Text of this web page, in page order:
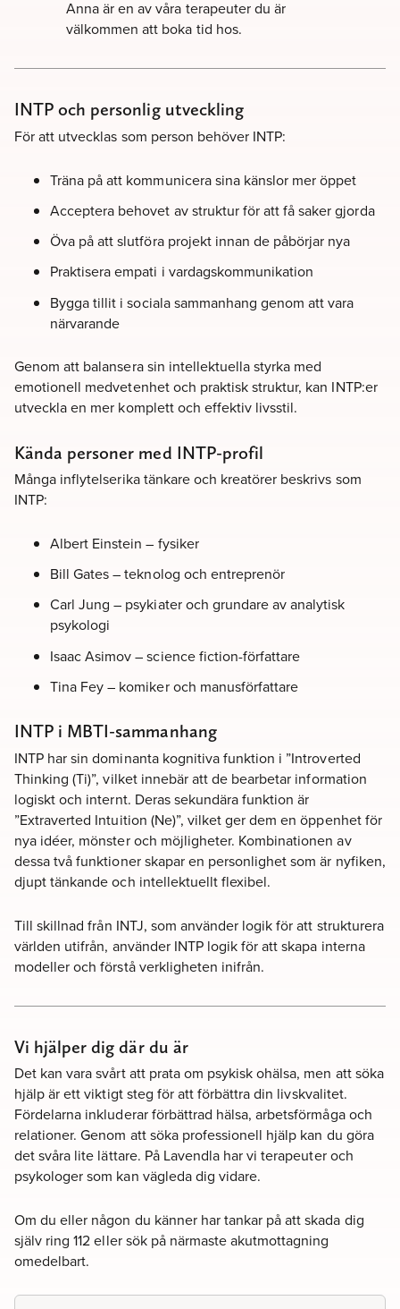
Anna är en av våra terapeuter du är
välkommen att boka tid hos.
INTP och personlig utveckling
För att utvecklas som person behöver INTP:
Träna på att kommunicera sina känslor mer öppet
Acceptera behovet av struktur för att få saker gjorda
Öva på att slutföra projekt innan de påbörjar nya
Praktisera empati i vardagskommunikation
Bygga tillit i sociala sammanhang genom att vara
närvarande
Genom att balansera sin intellektuella styrka med
emotionell medvetenhet och praktisk struktur, kan INTP:er
utveckla en mer komplett och effektiv livsstil.
Kända personer med INTP-profil
Många inflytelserika tänkare och kreatörer beskrivs som
INTP:
Albert Einstein – fysiker
Bill Gates – teknolog och entreprenör
Carl Jung – psykiater och grundare av analytisk
psykologi
Isaac Asimov – science fiction-författare
Tina Fey – komiker och manusförfattare
INTP i MBTI-sammanhang
INTP har sin dominanta kognitiva funktion i ”Introverted
Thinking (Ti)”, vilket innebär att de bearbetar information
logiskt och internt. Deras sekundära funktion är
”Extraverted Intuition (Ne)”, vilket ger dem en öppenhet för
nya idéer, mönster och möjligheter. Kombinationen av
dessa två funktioner skapar en personlighet som är nyfiken,
djupt tänkande och intellektuellt flexibel.
Till skillnad från INTJ, som använder logik för att strukturera
världen utifrån, använder INTP logik för att skapa interna
modeller och förstå verkligheten inifrån.
Vi hjälper dig där du är
Det kan vara svårt att prata om psykisk ohälsa, men att söka
hjälp är ett viktigt steg för att förbättra din livskvalitet.
Fördelarna inkluderar förbättrad hälsa, arbetsförmåga och
relationer. Genom att söka professionell hjälp kan du göra
det svåra lite lättare. På Lavendla har vi terapeuter och
psykologer som kan vägleda dig vidare.
Om du eller någon du känner har tankar på att skada dig
själv ring 112 eller sök på närmaste akutmottagning
omedelbart.